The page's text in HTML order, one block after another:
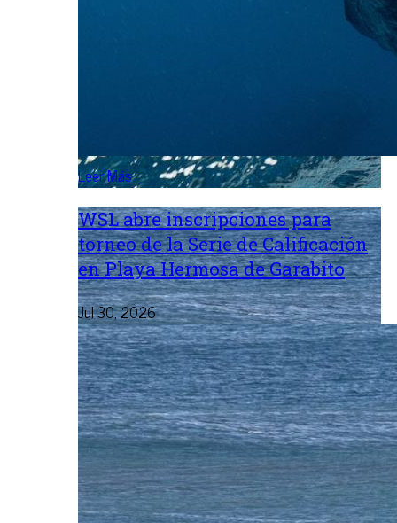
Leer Más
WSL abre inscripciones para
torneo de la Serie de Calificación
en Playa Hermosa de Garabito
Jul 30, 2026